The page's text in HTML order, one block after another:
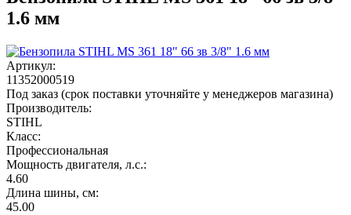
1.6 мм
Артикул:
11352000519
Под заказ (срок поставки уточняйте у менеджеров магазина)
Производитель:
STIHL
Класс:
Профессиональная
Мощность двигателя, л.с.:
4.60
Длина шины, см:
45.00